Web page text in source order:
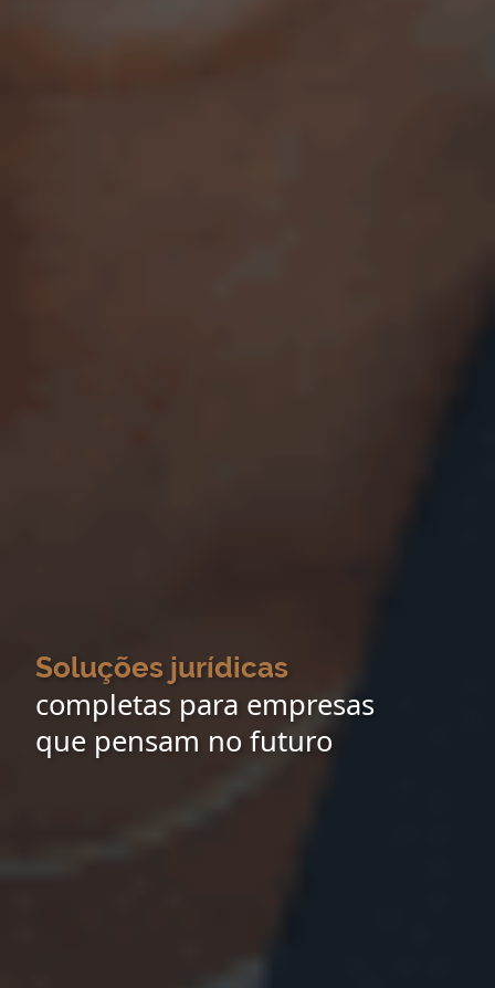
Soluções jurídicas
completas para empresas
que pensam no futuro